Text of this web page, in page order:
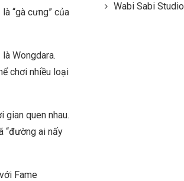
“gà cưng” của
Wongdara.
chơi nhiều loại
gian quen nhau.
“đường ai nấy
Fame
Wabi Sabi Studio